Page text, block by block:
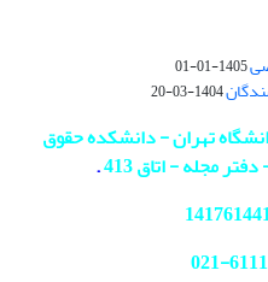
1405-01-01
1404-03-20
تهران - دانشکده حقوق
.
021